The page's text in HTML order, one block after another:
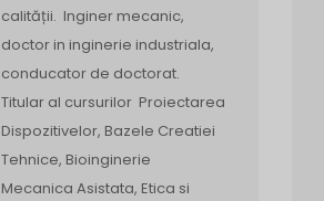
calității. Inginer mecanic,
doctor in inginerie industriala,
conducator de doctorat.
Titular al cursurilor Proiectarea
Dispozitivelor, Bazele Creatiei
Tehnice, Bioinginerie
Mecanica Asistata, Etica si